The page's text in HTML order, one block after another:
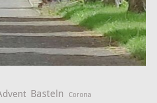
Basteln Corona